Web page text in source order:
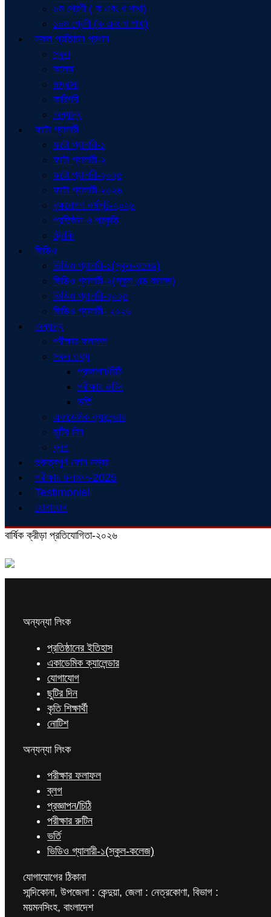
৯ম শ্রেণী ( ক এবং খ শাখা)
১০ম শ্রেণী (ক এবং খ শাখা)
সকল প্রতিষ্ঠান প্রধান
স্কুল
কলেজ
মাদ্রাসা
কারিগরি
অন্যান্য
ফটো গ্যালারী
ফটো গ্যালারী-১
ফটো গ্যালারী-২
ফটো গ্যালারী-২০২৫
ফটো গ্যালারী-২০২৬
বৃক্ষরোপণ কর্মসূচি-২০২৬
প্রতিষ্ঠান ও প্রকৃতি
ট্রেনিং
ভিডিও
ভিডিও গ্যালারী-১(স্কুল-কলেজ)
ভিডিও গ্যালারী-২(স্কুল এন্ড কলেজ)
ভিডিও গ্যালারী-২০২৫
ভিডিও গ্যালারী- ২০২৬
অন্যান্য
পরীক্ষার ফলাফল
সকল তথ্য
প্রজ্ঞাপন/চিঠি
পরীক্ষার রুটিন
ভর্তি
একাডেমিক ক্যালেন্ডার
ছুটির দিন
ব্লগ
গুরুত্বপূর্ণ ফোন নম্বর
পরীক্ষার ফলাফল-2025
Testimonial
যোগাযোগ
বার্ষিক ক্রীড়া প্রতিযোগিতা-২০২৬
অন্যন্যা লিংক
প্রতিষ্ঠানের ইতিহাস
একাডেমিক ক্যালেন্ডার
যোগাযোগ
ছুটির দিন
কৃতি শিক্ষার্থী
নোটিশ
অন্যন্যা লিংক
পরীক্ষার ফলাফল
ব্লগ
প্রজ্ঞাপন/চিঠি
পরীক্ষার রুটিন
ভর্তি
ভিডিও গ্যালারী-১(স্কুল-কলেজ)
যোগাযোগের ঠিকানা
সান্দিকোনা, উপজেলা : কেন্দুয়া, জেলা : নেত্রকোণা, বিভাগ :
ময়মনসিংহ, বাংলাদেশ